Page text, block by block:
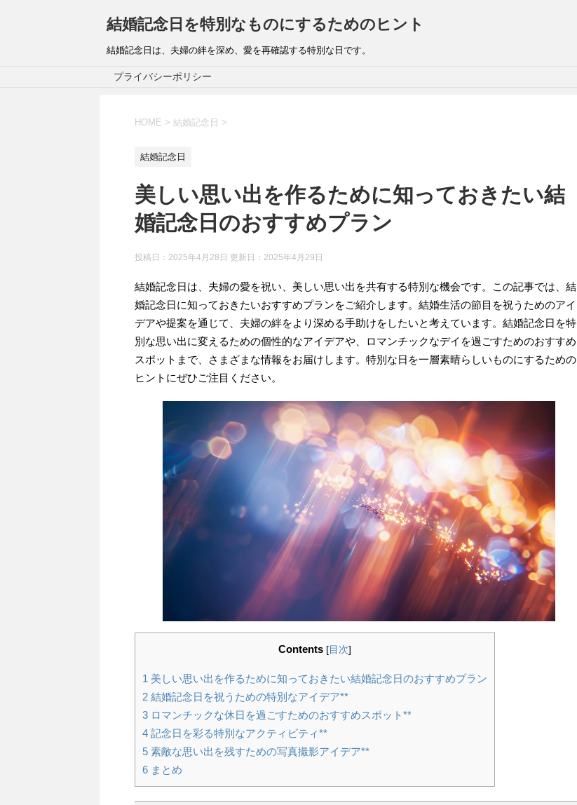
結婚記念日を特別なものにするためのヒント
結婚記念日は、夫婦の絆を深め、愛を再確認する特別な日です。
プライバシーポリシー
HOME > 結婚記念日 >
結婚記念日
美しい思い出を作るために知っておきたい結
婚記念日のおすすめプラン
投稿日：2025年4月28日 更新日： 2025年4月29日
結婚記念日は、夫婦の愛を祝い、美しい思い出を共有する特別な機会です。この記事では、結
婚記念日に知っておきたいおすすめプランをご紹介します。結婚生活の節目を祝うためのアイ
デアや提案を通じて、夫婦の絆をより深める手助けをしたいと考えています。結婚記念日を特
別な思い出に変えるための個性的なアイデアや、ロマンチックなデイを過ごすためのおすすめ
スポットまで、さまざまな情報をお届けします。特別な日を一層素晴らしいものにするための
ヒントにぜひご注目ください。
Contents [目次]
1 美しい思い出を作るために知っておきたい結婚記念日のおすすめプラン
2 結婚記念日を祝うための特別なアイデア**
3 ロマンチックな休日を過ごすためのおすすめスポット**
4 記念日を彩る特別なアクティビティ**
5 素敵な思い出を残すための写真撮影アイデア**
6 まとめ